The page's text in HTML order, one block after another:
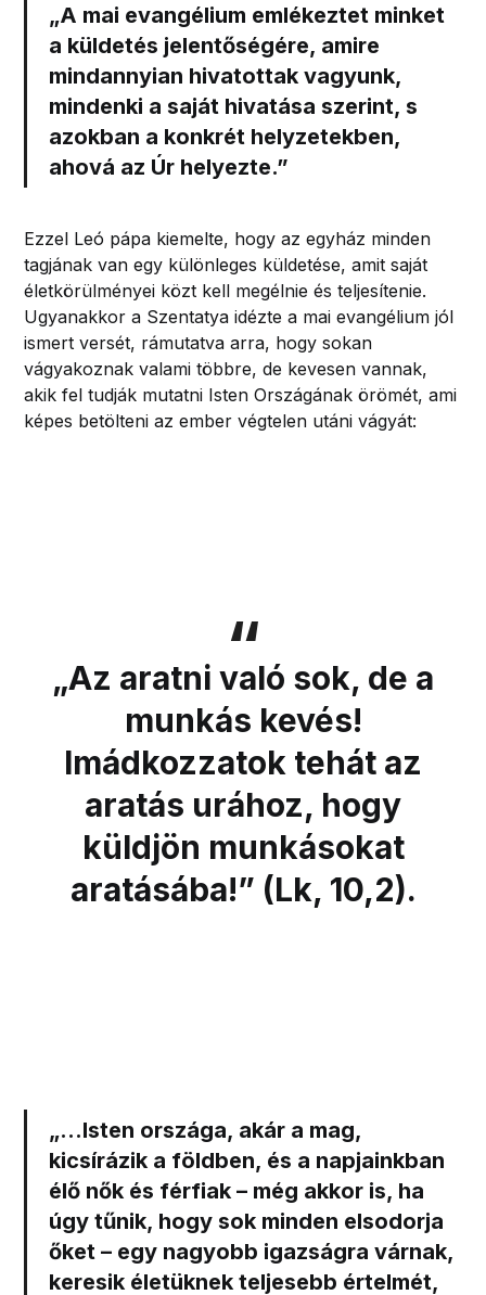
„A mai evangélium emlékeztet minket
a küldetés jelentőségére, amire
mindannyian hivatottak vagyunk,
mindenki a saját hivatása szerint, s
azokban a konkrét helyzetekben,
ahová az Úr helyezte.”
Ezzel Leó pápa kiemelte, hogy az egyház minden
tagjának van egy különleges küldetése, amit saját
életkörülményei közt kell megélnie és teljesítenie.
Ugyanakkor a Szentatya idézte a mai evangélium jól
ismert versét, rámutatva arra, hogy sokan
vágyakoznak valami többre, de kevesen vannak,
akik fel tudják mutatni Isten Országának örömét, ami
képes betölteni az ember végtelen utáni vágyát:
„Az aratni való sok, de a
munkás kevés!
Imádkozzatok tehát az
aratás urához, hogy
küldjön munkásokat
aratásába!” (Lk, 10,2).
„…Isten országa, akár a mag,
kicsírázik a földben, és a napjainkban
élő nők és férfiak – még akkor is, ha
úgy tűnik, hogy sok minden elsodorja
őket – egy nagyobb igazságra várnak,
keresik életüknek teljesebb értelmét,